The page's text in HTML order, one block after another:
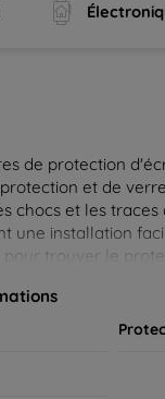
de protection
et de
et les traces
une installation
trouver le